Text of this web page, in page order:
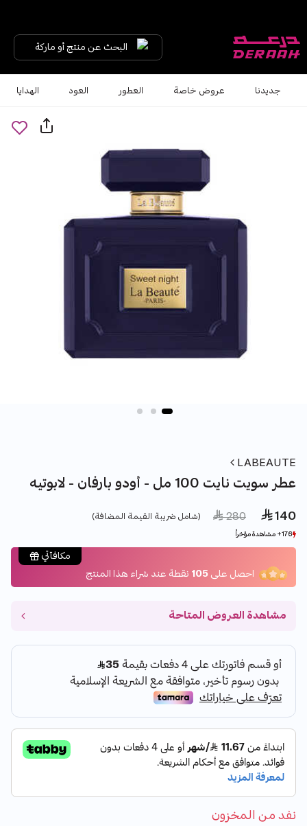
البحث عن منتج أو ماركة
جديدنا عروض خاصة العطور العود الهدايا
LABEAUTE
عطر سويت نايت 100 مل - أودو بارفان - لابوتيه
 140
Price reduced from
 280
to (شامل ضريبة القيمة المضافة)
176+ مشاهدة مؤخراً
60+ بيع مؤخراً
176+ مشاهدة مؤخراً
60+ بيع مؤخراً
مكافآتي
احصل على105 نقطة عند شراء هذا المنتج
مشاهدة العروض المتاحة
نفد من المخزون